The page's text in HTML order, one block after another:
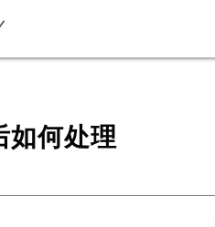
如何处理